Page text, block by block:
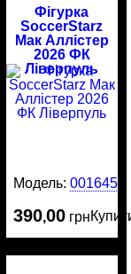
Фігурка
SoccerStarz
Мак Аллістер
2026 ФК
Ліверпуль
Модель: 0016450
390,00 грн